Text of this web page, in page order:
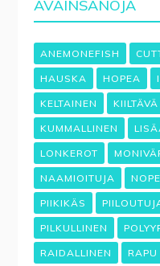
AVAINSANOJA
ANEMONEFISH
HAUSKA HOPEA
KELTAINEN KIILTÄVÄ
KUMMALLINEN
LONKEROT
NAAMIOITUJA
PIIKIKÄS
PILKULLINEN
RAIDALLINEN RAPU